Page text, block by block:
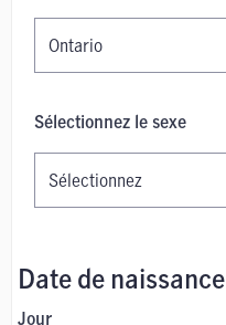
Sélectionnez le sexe
Date de naissance
Jour